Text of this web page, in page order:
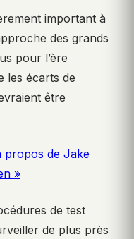
important à
des grands
pour l’ère
les écarts de
être
propos de Jake
»
de test
de plus près